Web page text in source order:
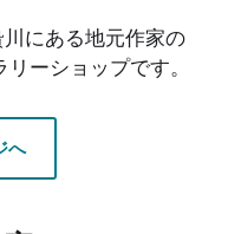
にある地元作家の
ーショップです。
へ